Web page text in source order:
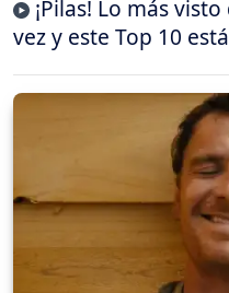
¡Pilas! Lo más
vez y este Top 10